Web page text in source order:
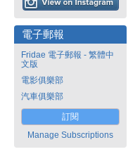
電子郵報
Fridae 電子郵報 - 繁體中
文版
電影俱樂部
汽車俱樂部
訂閱
Manage Subscriptions